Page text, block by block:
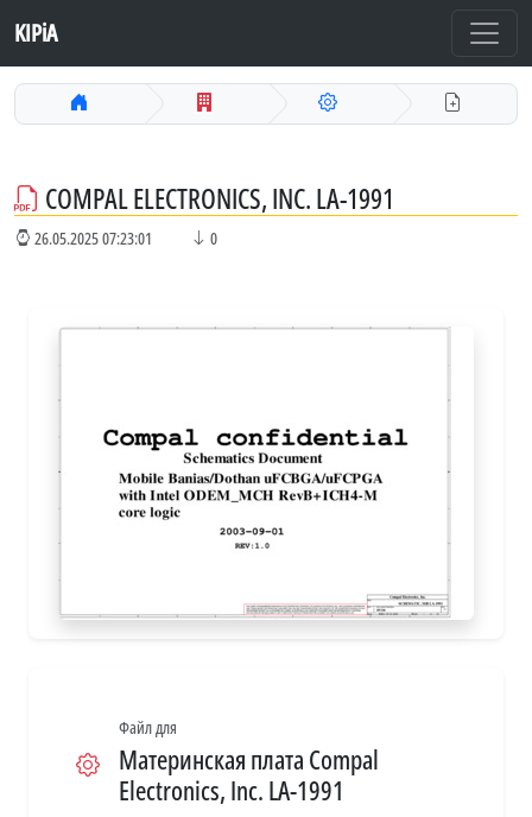
KIPiA
COMPAL ELECTRONICS, INC. LA-1991
26.05.2025 07:23:01 0
Файл для
Материнская плата Compal
Electronics, Inc. LA-1991